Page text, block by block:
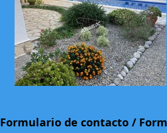
Formulario de contacto /